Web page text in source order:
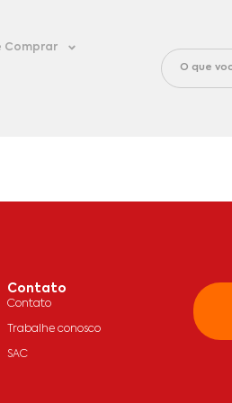
Comprar
Contato
Contato
Trabalhe conosco
SAC